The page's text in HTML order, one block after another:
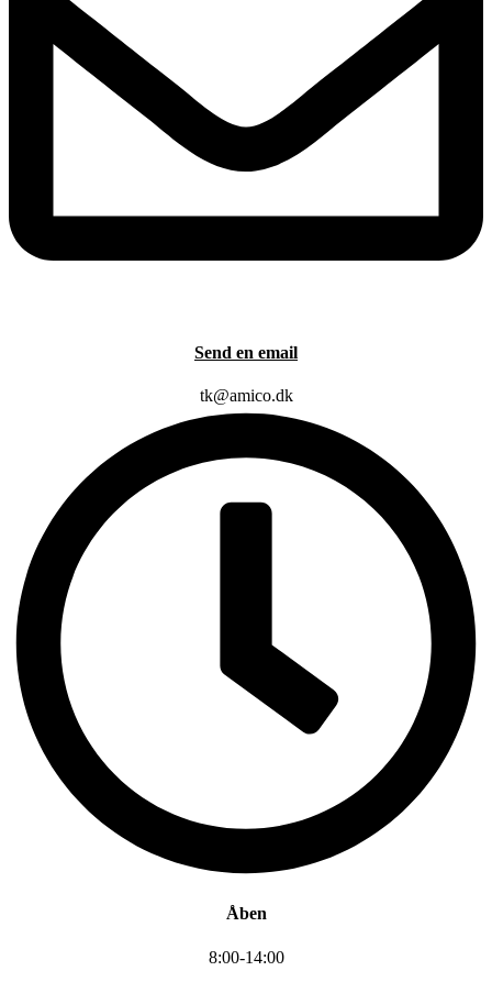
Send en email
tk@amico.dk
Åben
8:00-14:00